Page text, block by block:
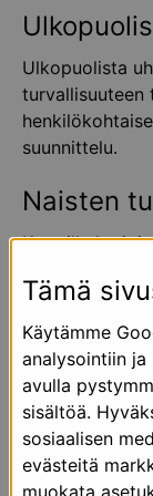
Ulkopuolista
turvallisuuteen
suunnittelu.
Naisten
Kurssilla
Kurssilla
käyttämistä.
Tämä
Käytämme
analysointiin ja
avulla
sisältöä.
sosiaalisen
evästeitä
muokata